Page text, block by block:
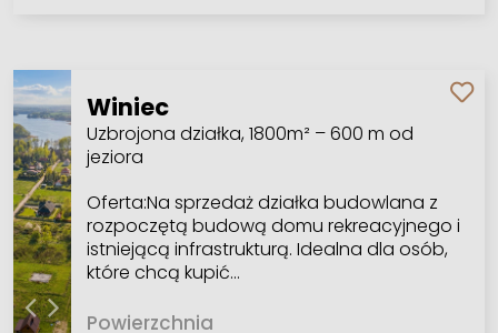
Winiec
Uzbrojona działka, 1800m² – 600 m od
jeziora
Oferta:Na sprzedaż działka budowlana z
rozpoczętą budową domu rekreacyjnego i
istniejącą infrastrukturą. Idealna dla osób,
które chcą kupić…
Powierzchnia